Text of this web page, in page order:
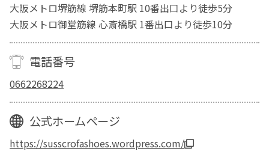
大阪メトロ堺筋線 堺筋本町駅 10番出口より徒歩5分
大阪メトロ御堂筋線 心斎橋駅 1番出口より徒歩10分
電話番号
0662268224
公式ホームページ
https://susscrofashoes.wordpress.com/